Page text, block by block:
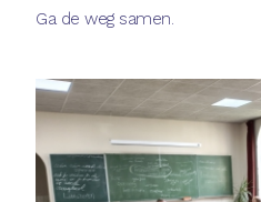
Ga de weg samen.